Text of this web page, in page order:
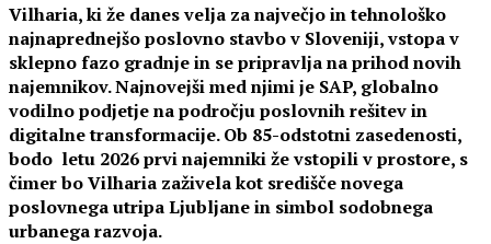
Vilharia, ki že danes velja za največjo in tehnološko
najnaprednejšo poslovno stavbo v Sloveniji, vstopa v
sklepno fazo gradnje in se pripravlja na prihod novih
najemnikov. Najnovejši med njimi je SAP, globalno
vodilno podjetje na področju poslovnih rešitev in
digitalne transformacije. Ob 85-odstotni zasedenosti,
bodo letu 2026 prvi najemniki že vstopili v prostore, s
čimer bo Vilharia zaživela kot središče novega
poslovnega utripa Ljubljane in simbol sodobnega
urbanega razvoja.